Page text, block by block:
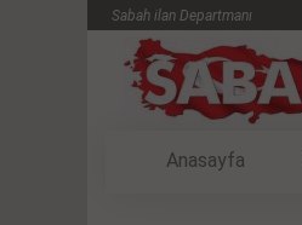
Sabah ilan Departmanı
Anasayfa